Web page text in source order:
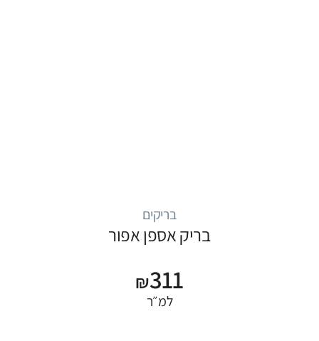
בריקים
בריק אספן אפור
₪311
למ״ר